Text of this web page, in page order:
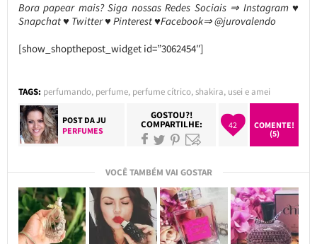
Bora papear mais? Siga nossas Redes Sociais ⇒ Instagram ♥
Snapchat ♥ Twitter ♥ Pinterest ♥Facebook⇒ @jurovalendo
[show_shopthepost_widget id=”3062454″]
TAGS: perfumando, perfume, perfume cítrico,shakira, usei e amei
POST DAJU
PERFUMES
GOSTOU?!
COMPARTILHE: 42
COMENTE!
(5)
VOCÊ TAMBÉM VAI GOSTAR